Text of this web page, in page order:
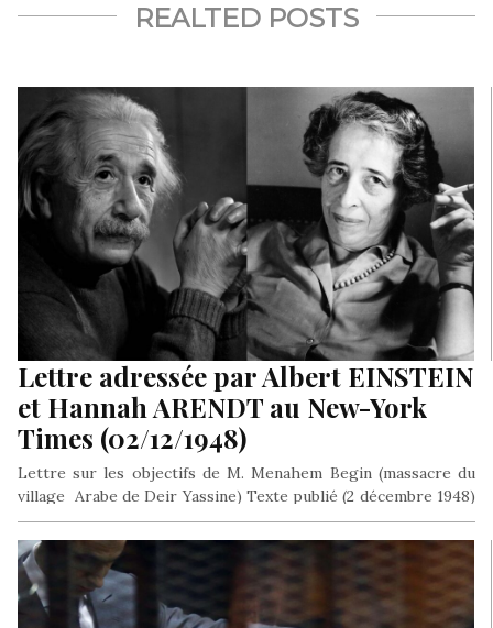
REALTED POSTS
Lettre adressée par Albert EINSTEIN
et Hannah ARENDT au New-York
Times (02/12/1948)
Lettre sur les objectifs de M. Menahem Begin (massacre du
village Arabe de Deir Yassine) Texte publié (2 décembre 1948)
…